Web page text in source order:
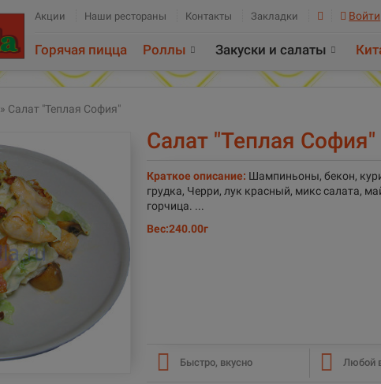
Акции Наши рестораны Контакты Закладки Войти
Горячая пицца Роллы Закуски и салаты
» Салат "Теплая София"
Салат "Теплая София"
Краткое описание: Шампиньоны, бекон,
грудка, Черри, лук красный, микс салата,
горчица. ...
Вес:240.00г
Быстро, вкусно Любой